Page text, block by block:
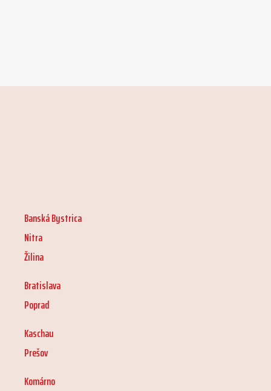
Banská Bystrica
Nitra
Žilina
Bratislava
Poprad
Kaschau
Prešov
Komárno